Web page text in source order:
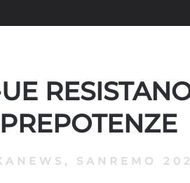
PREPOTENZE
, SANREMO